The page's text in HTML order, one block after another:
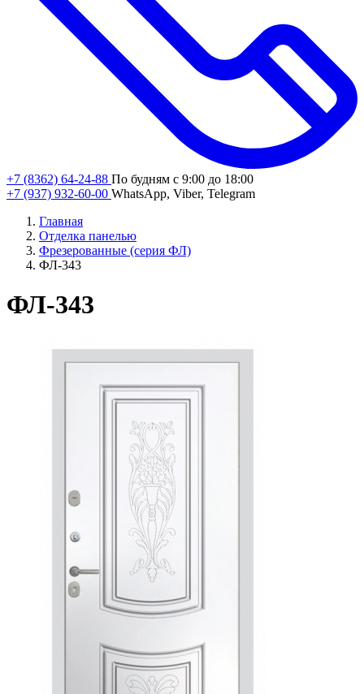
+7 (8362) 64-24-88 По будням с 9:00 до 18:00
+7 (937) 932-60-00 WhatsApp, Viber, Telegram
Главная
Отделка панелью
Фрезерованные (серия ФЛ)
ФЛ-343
ФЛ-343